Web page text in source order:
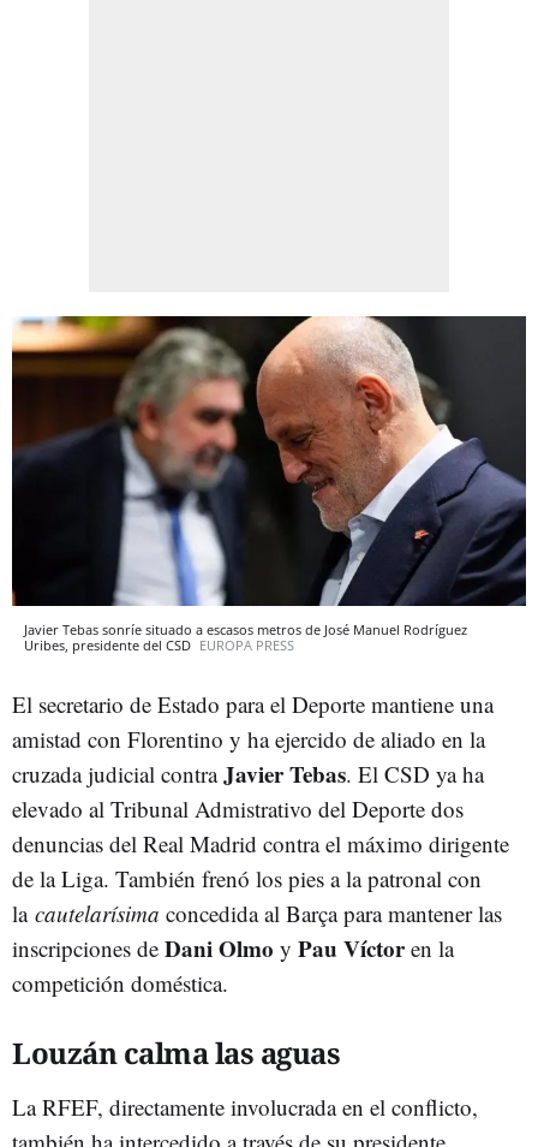
Javier Tebas sonríe situado a escasos metros de José Manuel Rodríguez
Uribes, presidente del CSD EUROPA PRESS
El secretario de Estado para el Deporte mantiene una
amistad con Florentino y ha ejercido de aliado en la
cruzada judicial contraJavier Tebas. El CSD ya ha
elevado al Tribunal Admistrativo del Deporte dos
denuncias del Real Madrid contra el máximo dirigente
de la Liga. También frenó los pies a la patronal con
la cautelarísima concedida al Barça para mantener las
inscripciones de Dani Olmo y Pau Víctoren la
competición doméstica.
Louzán calma las aguas
La RFEF, directamente involucrada en el conflicto,